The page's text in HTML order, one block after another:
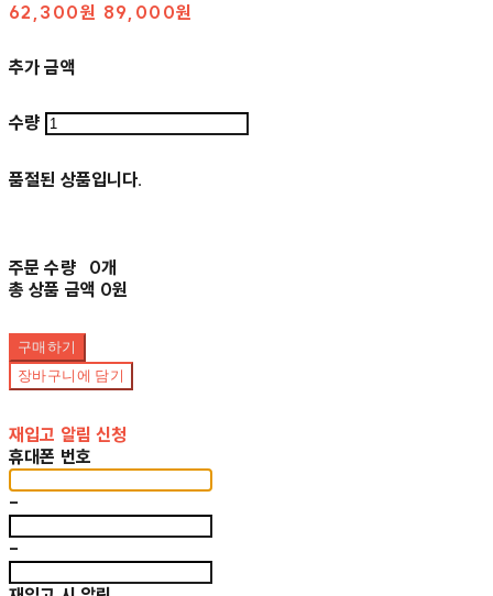
62,300원 89,000원
추가 금액
수량
품절된 상품입니다.
주문 수량
0개
총 상품 금액 0원
구매하기
장바구니에 담기
재입고 알림 신청
휴대폰 번호
-
-